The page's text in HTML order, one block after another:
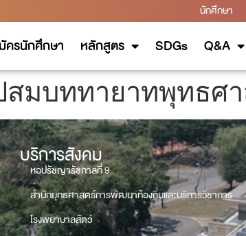
นักศึกษา
ครนักศึกษา หลักสูตร SDGs Q&A
สมบททายาทพุทธศ
บริการสังคม
หอปรัชญารัชกาลที่ 9
สำนักยุทธศาสตร์การพัฒนาท้องถิ่นและบริการวิชาการ
โรงพยาบาลสัตว์